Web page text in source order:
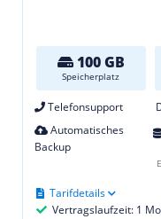
100 GB
Speicherplatz
Telefonsupport
Automatisches
Backup
Vertragslaufzeit: 1
Tarifdetails